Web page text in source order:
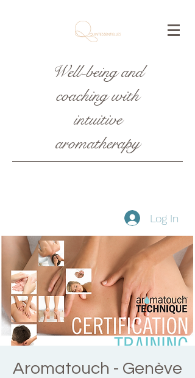
Well-being and
coaching with
intuitive
aromatherapy
Log In
Aromatouch - Genève